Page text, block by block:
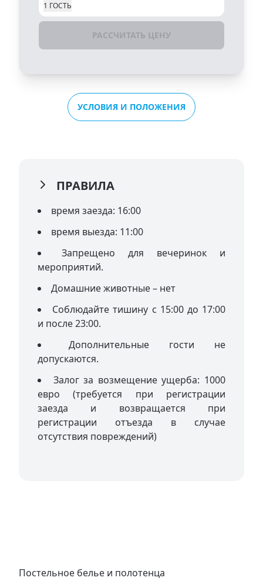
Постельное белье и полотенца
1 ГОСТЬ
РАССЧИТАТЬ ЦЕНУ
УСЛОВИЯ И ПОЛОЖЕНИЯ
ПРАВИЛА
время заезда: 16:00
время выезда: 11:00
Запрещено для вечеринок и
мероприятий.
Домашние животные – нет
Соблюдайте тишину с 15:00 до 17:00
и после 23:00.
Дополнительные гости не
допускаются.
Залог за возмещение ущерба: 1000
евро (требуется при регистрации
заезда и возвращается при
регистрации отъезда в случае
отсутствия повреждений)